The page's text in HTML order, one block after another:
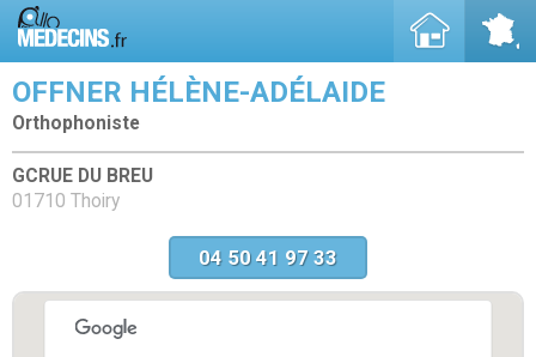
OFFNER HÉLÈNE-ADÉLAIDE
Orthophoniste
GCRUE DU BREU
01710 Thoiry
04 50 41 97 33